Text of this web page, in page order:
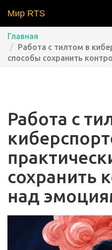
Мир RTS
Главная
Работа с тилтом в
способы сохранить
Работа с
сохранить
над